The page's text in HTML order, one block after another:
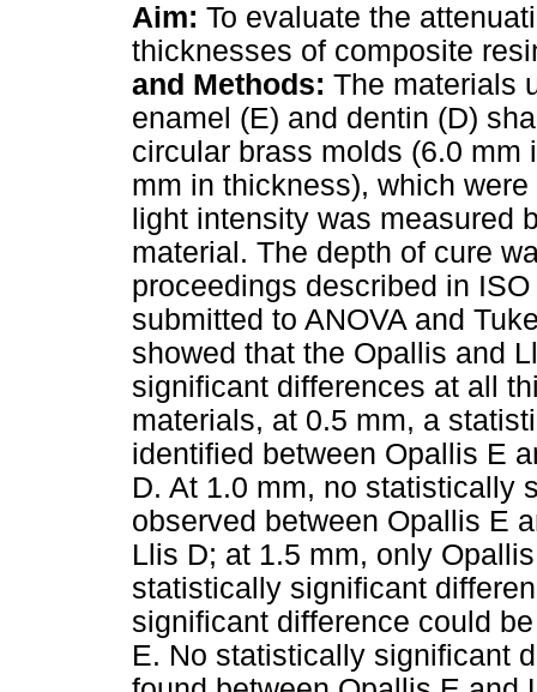
Aim: To evaluate the
thicknesses of composite
and Methods: The materials
enamel (E) and dentin (D)
circular brass molds (6.0 mm
mm in thickness), which
light intensity was measured
material. The depth of cure
proceedings described in
submitted to ANOVA and
showed that the Opallis and
significant differences at all
materials, at 0.5 mm, a
identified between Opallis E
D. At 1.0 mm, no statistically
observed between Opallis E
Llis D; at 1.5 mm, only
statistically significant
significant difference could
E. No statistically significant